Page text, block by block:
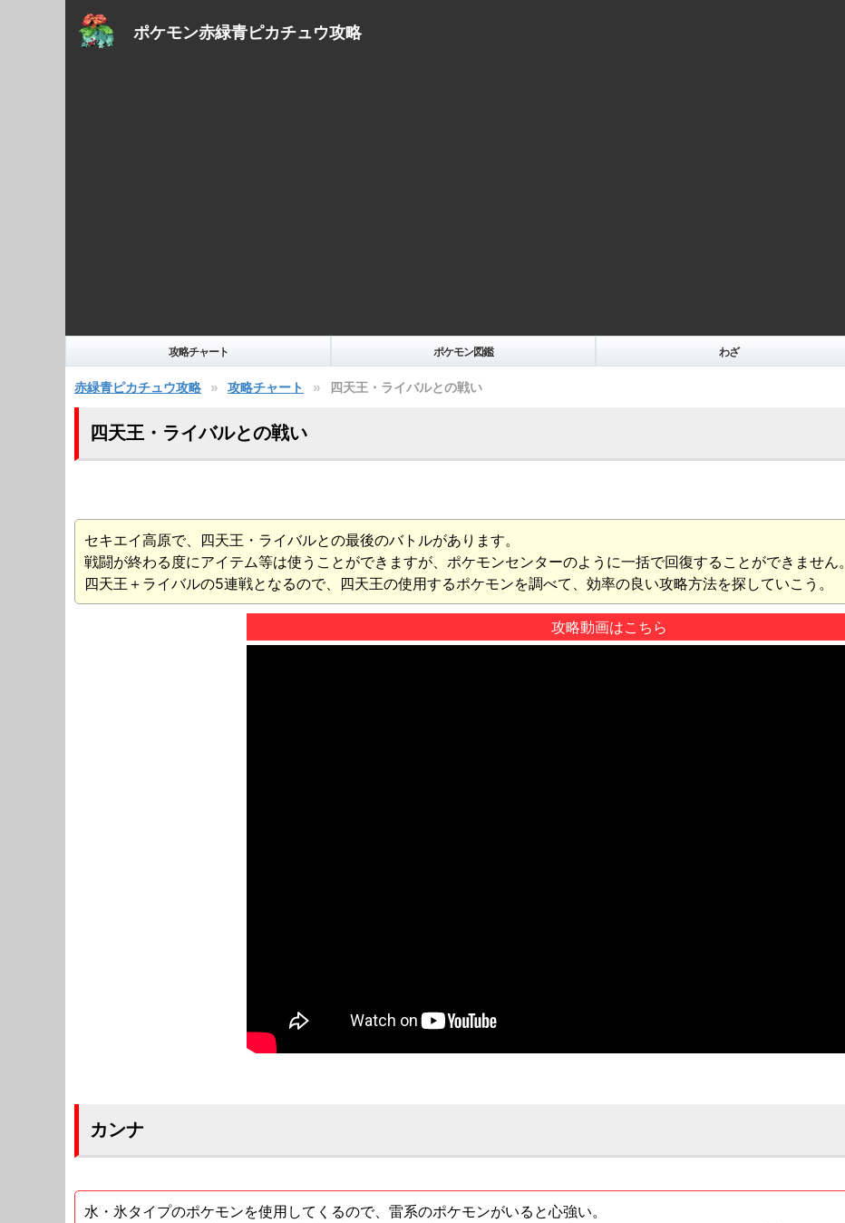
ポケモン赤緑青ピカチュウ攻略
攻略チャート ポケモン図鑑 わざ
赤緑青ピカチュウ攻略 攻略チャート 四天王・ライバルとの戦い
四天王・ライバルとの戦い
セキエイ高原で、四天王・ライバルとの最後のバトルがあります。
戦闘が終わる度にアイテム等は使うことができますが、ポケモンセンターのように一括で回復することができません。
四天王＋ライバルの5連戦となるので、四天王の使用するポケモンを調べて、効率の良い攻略方法を探していこう。
攻略動画はこちら
カンナ
水・氷タイプのポケモンを使用してくるので、雷系のポケモンがいると心強い。